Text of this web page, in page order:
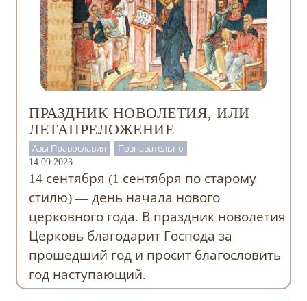
ПРАЗДНИК НОВОЛЕТИЯ, ИЛИ
ЛЕТАПРЕЛОЖЕНИЕ
Азы Православия
Познавательно
14.09.2023
14 сентября (1 сентября по старому
стилю) — день начала нового
церковного года. В праздник новолетия
Церковь благодарит Господа за
прошедший год и просит благословить
год наступающий.